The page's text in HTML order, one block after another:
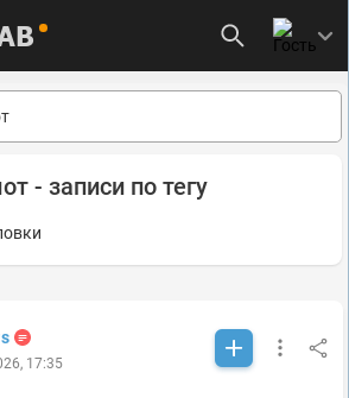
- записи по тегу
17:35